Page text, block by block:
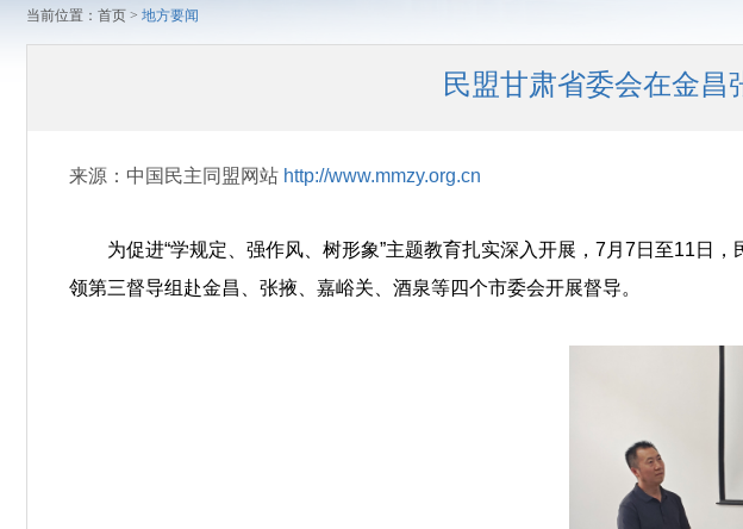
当前位置： 首页 > 地方要闻
民盟甘肃省委会在金昌
来源：中国民主同盟网站 http://www.mmzy.org.cn
为促进“学规定、强作风、树形象”主题教育扎实深入开展，7月7日至11日
领第三督导组赴金昌、张掖、嘉峪关、酒泉等四个市委会开展督导。